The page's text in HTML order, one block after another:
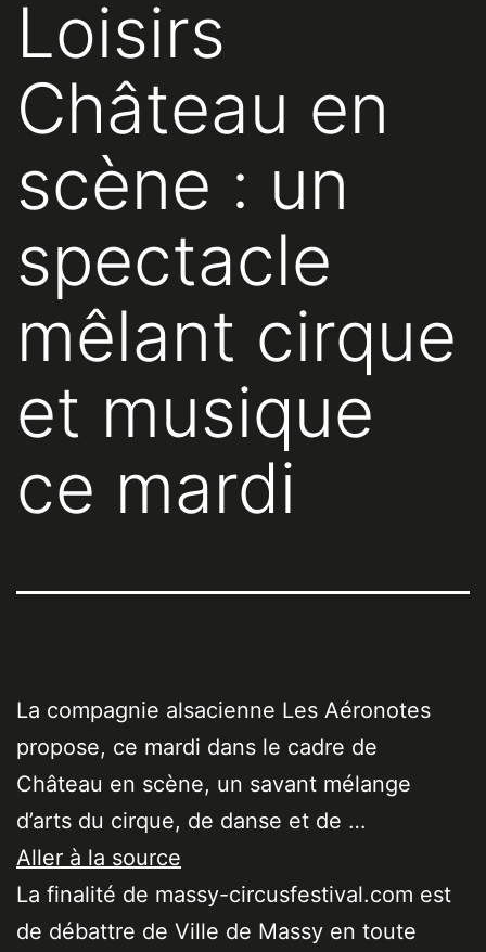
Loisirs
Château en
scène : un
spectacle
mêlant cirque
et musique
ce mardi
La compagnie alsacienne Les Aéronotes
propose, ce mardi dans le cadre de
Château en scène, un savant mélange
d’arts du cirque, de danse et de …
Aller à la source
La finalité de massy-circusfestival.com est
de débattre de Ville de Massy en toute